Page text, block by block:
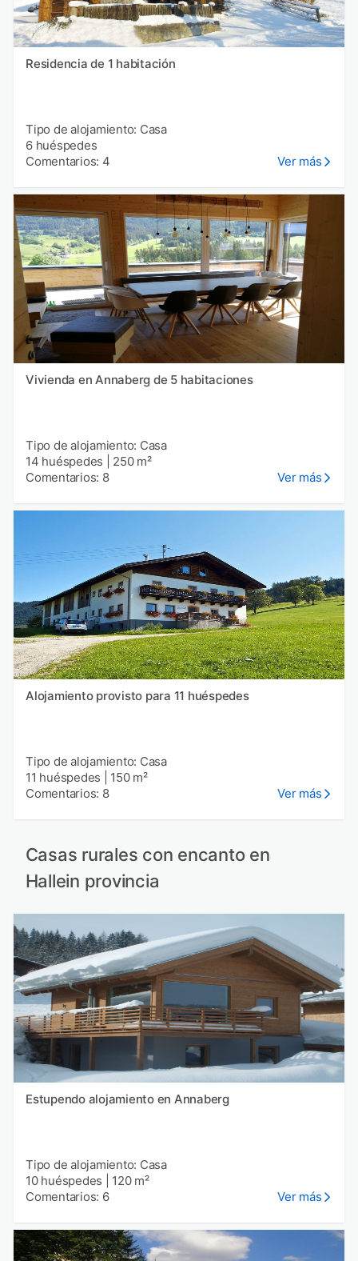
Residencia de 1 habitación
Tipo de alojamiento: Casa
6 huéspedes
Comentarios: 4
Ver más
Vivienda en Annaberg de 5 habitaciones
Tipo de alojamiento: Casa
14 huéspedes
250 m²
Comentarios: 8
Ver más
Alojamiento provisto para 11 huéspedes
Tipo de alojamiento: Casa
11 huéspedes
150 m²
Comentarios: 8
Ver más
Casas rurales con encanto en
Hallein provincia
Estupendo alojamiento en Annaberg
Tipo de alojamiento: Casa
10 huéspedes
120 m²
Comentarios: 6
Ver más